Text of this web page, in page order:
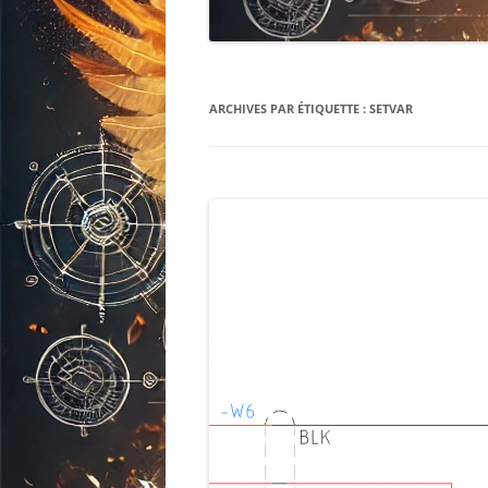
ARCHIVES PAR ÉTIQUETTE : SETVAR